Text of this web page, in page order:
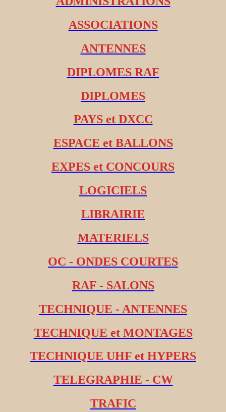
ASSOCIATIONS
ANTENNES
DIPLOMES RAF
DIPLOMES
PAYS et DXCC
ESPACE et BALLONS
EXPES et CONCOURS
LOGICIELS
LIBRAIRIE
MATERIELS
OC - ONDES COURTES
RAF - SALONS
TECHNIQUE - ANTENNES
TECHNIQUE et MONTAGES
TECHNIQUE UHF et HYPERS
TELEGRAPHIE - CW
TRAFIC